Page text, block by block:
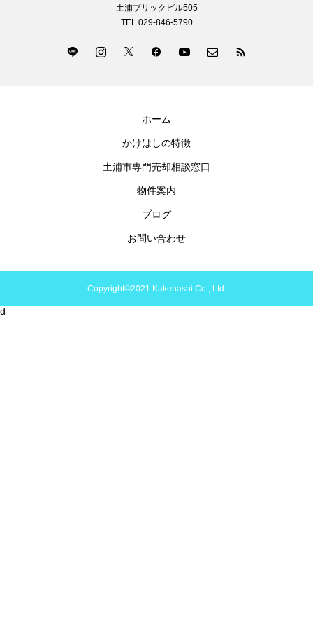
土浦ブリックビル505
TEL 029-846-5790
ホーム
かけはしの特徴
土浦市専門売却相談窓口
物件案内
ブログ
お問い合わせ
Copyright©2021 Kakehashi Co., Ltd.
d